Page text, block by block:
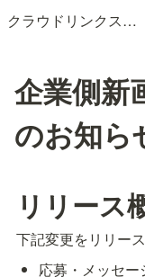
クラウドリンクス 公式ヘルプページ
企業側新
のお知ら
リリース
下記変更をリリース
応募・メッセ